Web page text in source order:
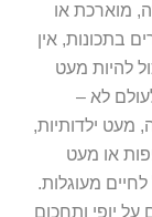
מוארכת או
בתכונות, אין
להיות מעט
לא –
מעט ילדותיות,
או מעט
מעוגלות.
על יופי ותחכום